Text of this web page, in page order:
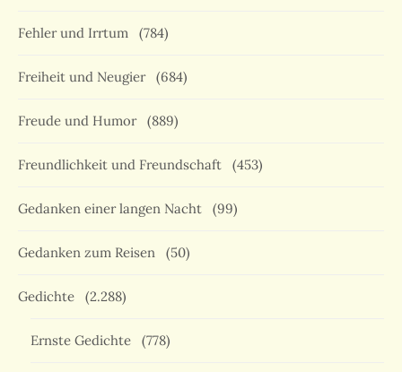
Fehler und Irrtum (784)
Freiheit und Neugier (684)
Freude und Humor (889)
Freundlichkeit und Freundschaft (453)
Gedanken einer langen Nacht (99)
Gedanken zum Reisen (50)
Gedichte (2.288)
Ernste Gedichte (778)